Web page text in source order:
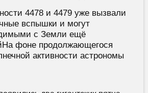
4478 и 4479 уже вызвали
вспышки и могут
с Земли ещё
фоне продолжающегося
активности астрономы